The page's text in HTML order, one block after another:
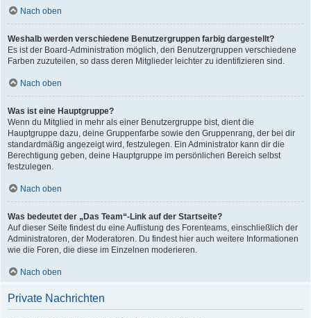
Nach oben
Weshalb werden verschiedene Benutzergruppen farbig dargestellt?
Es ist der Board-Administration möglich, den Benutzergruppen verschiedene
Farben zuzuteilen, so dass deren Mitglieder leichter zu identifizieren sind.
Nach oben
Was ist eine Hauptgruppe?
Wenn du Mitglied in mehr als einer Benutzergruppe bist, dient die
Hauptgruppe dazu, deine Gruppenfarbe sowie den Gruppenrang, der bei dir
standardmäßig angezeigt wird, festzulegen. Ein Administrator kann dir die
Berechtigung geben, deine Hauptgruppe im persönlichen Bereich selbst
festzulegen.
Nach oben
Was bedeutet der „Das Team“-Link auf der Startseite?
Auf dieser Seite findest du eine Auflistung des Forenteams, einschließlich der
Administratoren, der Moderatoren. Du findest hier auch weitere Informationen
wie die Foren, die diese im Einzelnen moderieren.
Nach oben
Private Nachrichten